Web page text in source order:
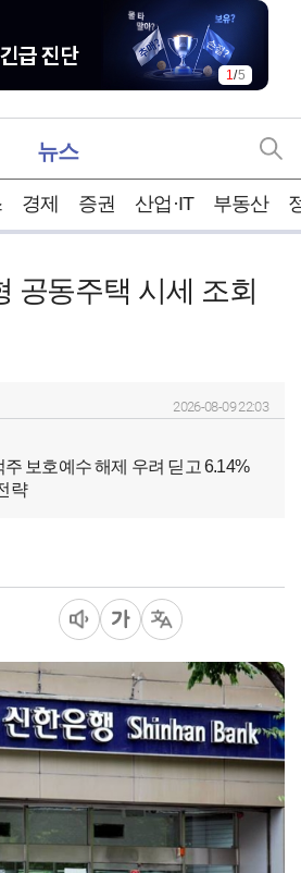
1/5
뉴스
경제 증권 산업·IT 부동산
공동주택 시세 조회
2026-08-09 22:03
보호예수 해제 우려 딛고 6.14%
략